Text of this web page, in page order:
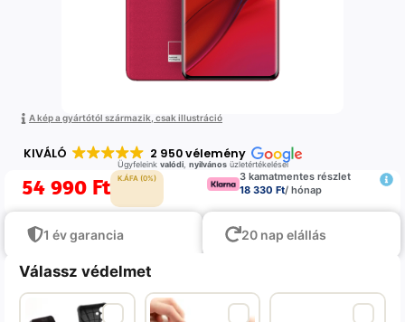
A kép a gyártótól származik, csak illustráció
KIVÁLÓ 2 950 vélemény
Ügyfeleink valódi, nyilvánosüzletértékelései
54 990 Ft K.ÁFA (0%)
3 kamatmentes részlet
18 330 Ft/ hónap
1 év garancia 20 nap elállás
Válassz védelmet